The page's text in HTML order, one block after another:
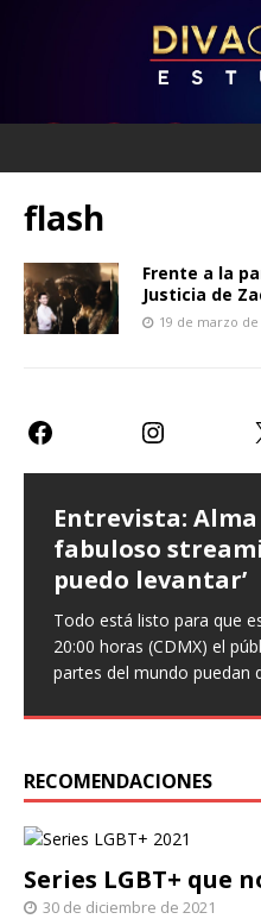
flash
Frente a la
Justicia de
19 de marzo de
Entrevista:
fabuloso
puedo levantar’
Todo está listo para que
20:00 horas (CDMX) el
partes del mundo puedan
Entrevista:
que ‘Nuestro
nuevo sencillo
Entrevista Divagadas por
amor es arte es el nuevo
Teatro CDMX:
‘Infieles’, una
enredos
Este miércoles llega una
teatral Infieles, historia
de los actores que
RECOMENDACIONES
Series LGBT+ que
30 de diciembre de 2021